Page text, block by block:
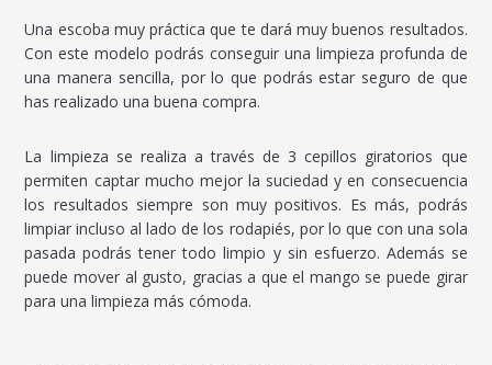
Una escoba muy práctica que te dará muy buenos resultados.
Con este modelo podrás conseguir una limpieza profunda de
una manera sencilla, por lo que podrás estar seguro de que
has realizado una buena compra.
La limpieza se realiza a través de 3 cepillos giratorios que
permiten captar mucho mejor la suciedad y en consecuencia
los resultados siempre son muy positivos. Es más, podrás
limpiar incluso al lado de los rodapiés, por lo que con una sola
pasada podrás tener todo limpio y sin esfuerzo. Además se
puede mover al gusto, gracias a que el mango se puede girar
para una limpieza más cómoda.